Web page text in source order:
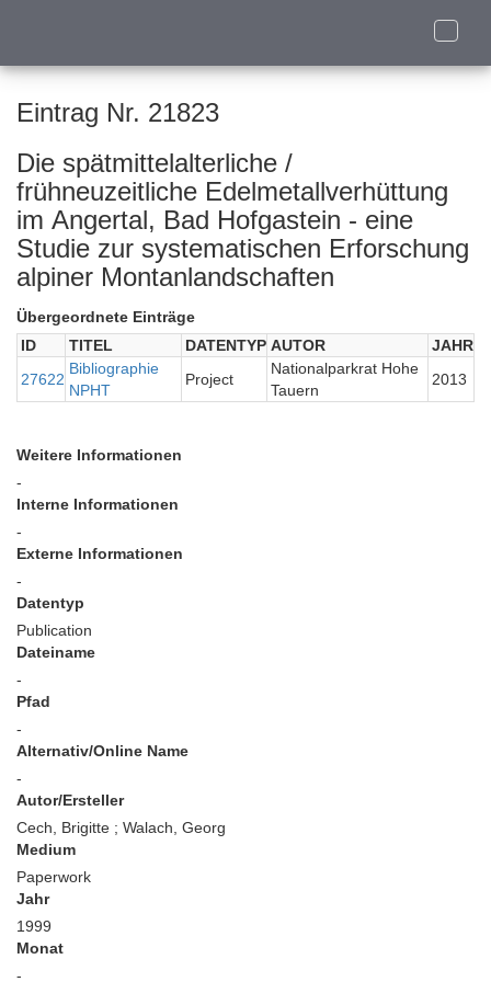
Toggle
Eintrag Nr. 21823
Die spätmittelalterliche /
frühneuzeitliche Edelmetallverhüttung
im Angertal, Bad Hofgastein - eine
Studie zur systematischen Erforschung
alpiner Montanlandschaften
Übergeordnete Einträge
ID
TITEL DATENTYP AUTOR
JAHR
27622
Bibliographie
NPHT
Project
Nationalparkrat Hohe
Tauern
2013
Weitere Informationen
-
Interne Informationen
-
Externe Informationen
-
Datentyp
Publication
Dateiname
-
Pfad
-
Alternativ/Online Name
-
Autor/Ersteller
Cech, Brigitte ; Walach, Georg
Medium
Paperwork
Jahr
1999
Monat
-